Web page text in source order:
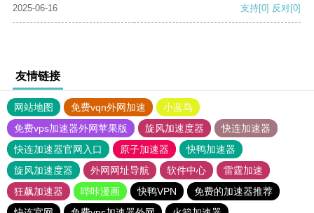
2025-06-16 支持[0] 反对[0]
友情链接
网站地图 免费vqn外网加速
小蓝鸟
免费vps加速器外网苹果版
旋风加速度器
快连加速器
快连加速器官网入口
原子加速器
快鸭加速器
旋风加速度器
外网网址导航 软件中心
雷霆加速
狂飙加速器
哔咔漫画 快鸭VPN
免费的加速器推荐